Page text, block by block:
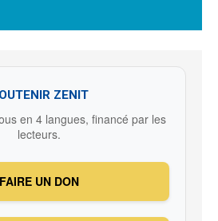
ZENIT
en 4 langues, financé par les
lecteurs.
FAIRE UN DON